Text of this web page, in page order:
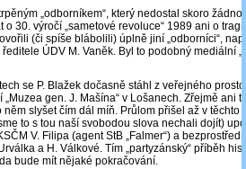
„odborníkem“, který nedostal skoro
30. výročí „sametové revoluce“ 1989 ani o
(či spíše blábolili) úplně jiní „odborníci“,
ÚDV M. Vaněk. Byl to podobný mediální
se P. Blažek dočasně stáhl z veřejného
gen. J. Mašína“ v Lošanech. Zřejmě ani
slyšet čím dál míň. Průlom přišel až v těchto
to s tou naší svobodou slova nechali dojít)
V. Filipa (agent StB „Falmer“) a
a H. Válkové. Tím „partyzánský“ příběh
bude mít nějaké pokračování.